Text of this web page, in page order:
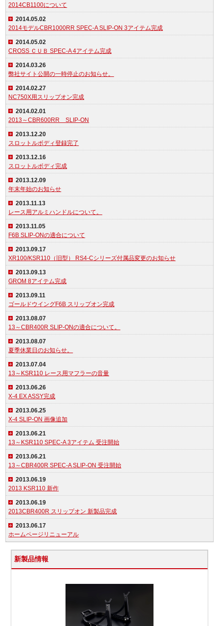
2014CB1100について
2014.05.02
2014モデルCBR1000RR SPEC-A SLIP-ON 3アイテム完成
2014.05.02
CROSS ＣＵＢ SPEC-A 4アイテム完成
2014.03.26
弊社サイト公開の一時停止のお知らせ。
2014.02.27
NC750X用スリップオン完成
2014.02.01
2013～CBR600RR SLIP-ON
2013.12.20
スロットルボディ登録完了
2013.12.16
スロットルボディ完成
2013.12.09
年末年始のお知らせ
2013.11.13
レース用アルミハンドルについて。
2013.11.05
F6B SLIP-ONの適合について
2013.09.17
XR100/KSR110（旧型） RS4-Cシリーズ付属品変更のお知らせ
2013.09.13
GROM 8アイテム完成
2013.09.11
ゴールドウイングF6B スリップオン完成
2013.08.07
13～CBR400R SLIP-ONの適合について。
2013.08.07
夏季休業日のお知らせ。
2013.07.04
13～KSR110 レース用マフラーの音量
2013.06.26
X-4 EX ASSY完成
2013.06.25
X-4 SLIP-ON 画像追加
2013.06.21
13～KSR110 SPEC-A 3アイテム 受注開始
2013.06.21
13～CBR400R SPEC-A SLIP-ON 受注開始
2013.06.19
2013 KSR110 新作
2013.06.19
2013CBR400R スリップオン 新製品完成
2013.06.17
ホームページリニューアル
新製品情報